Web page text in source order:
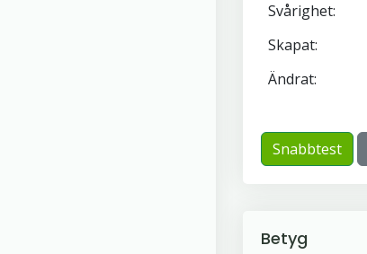
Svårighet:
Skapat:
Ändrat:
Snabbtest
Betyg